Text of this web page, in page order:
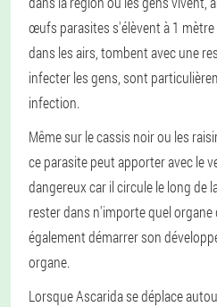
œufs parasites s'élèvent à 1
dans les airs, tombent avec une
infecter les gens, sont
infection.
Même sur le cassis noir ou les
ce parasite peut apporter avec le
dangereux car il circule le long de
rester dans n'importe quel
également démarrer son
organe.
Lorsque Ascarida se déplace